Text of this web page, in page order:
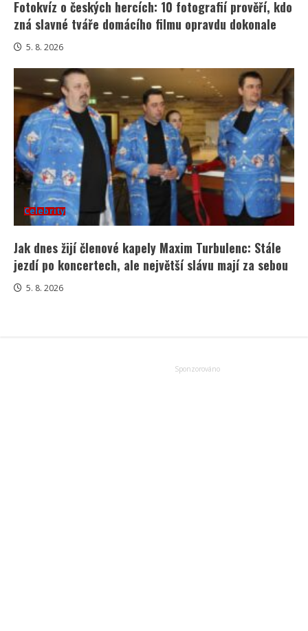
Fotokvíz o českých hercích: 10 fotografií prověří, kdo
zná slavné tváře domácího filmu opravdu dokonale
5. 8. 2026
Celebrity
Jak dnes žijí členové kapely Maxim Turbulenc: Stále
jezdí po koncertech, ale největší slávu mají za sebou
5. 8. 2026